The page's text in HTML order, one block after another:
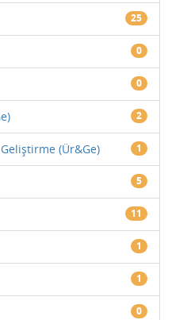
25
0
0
2
(Ür&Ge) 1
5
11
1
1
0